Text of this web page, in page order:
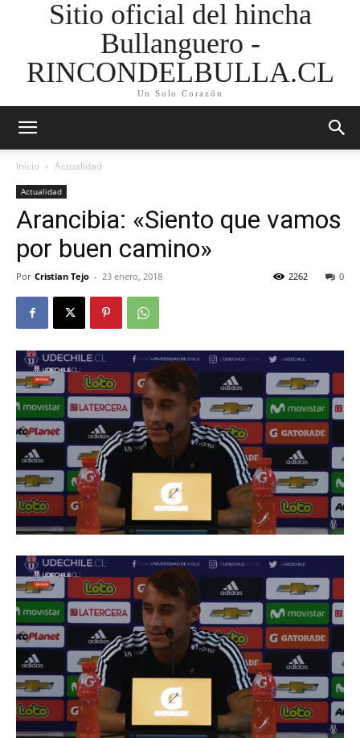
Sitio oficial del hincha
Bullanguero -
RINCONDELBULLA.CL
Un Solo Corazón
Inicio Actualidad
Actualidad
Arancibia: «Siento que vamos
por buen camino»
Por Cristian Tejo - 23 enero, 2018 0
2262